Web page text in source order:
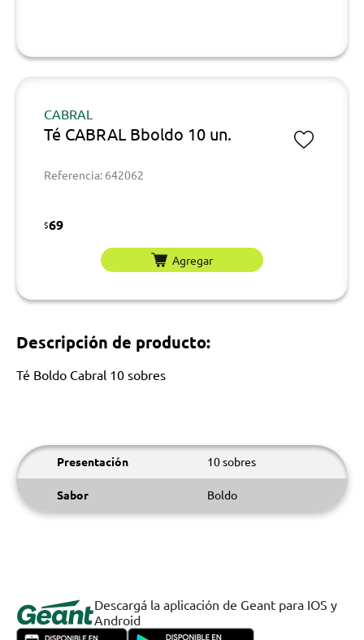
CABRAL
Té CABRAL Bboldo 10 un.
Referencia: 642062
$69
Agregar
Descripción de producto:
Té Boldo Cabral 10 sobres
Presentación 10 sobres
Sabor Boldo
Descargá la aplicación de Geant para IOS y
Android